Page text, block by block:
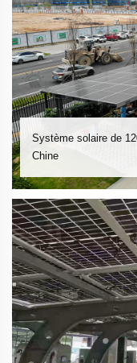
Système solaire de
Chine